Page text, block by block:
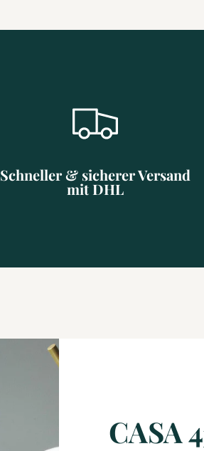
Schneller & sicherer Versand
mit DHL
CASA